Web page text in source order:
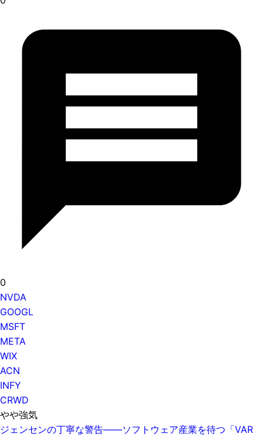
0
NVDA
GOOGL
MSFT
META
WIX
ACN
INFY
CRWD
やや強気
ジェンセンの丁寧な警告——ソフトウェア産業を待つ「VAR